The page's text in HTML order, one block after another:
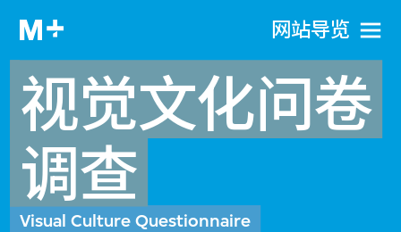
网站导览
视觉文化问卷
调查
Visual Culture Questionnaire